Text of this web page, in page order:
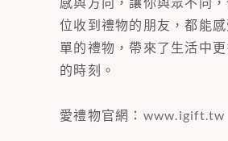
位收到禮物的朋友，都能
單的禮物，帶來了生活中
的時刻。
愛禮物官網： www.igift.tw